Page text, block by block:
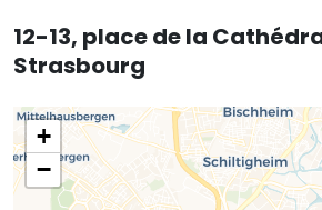
12-13, place de la
Strasbourg
+
−